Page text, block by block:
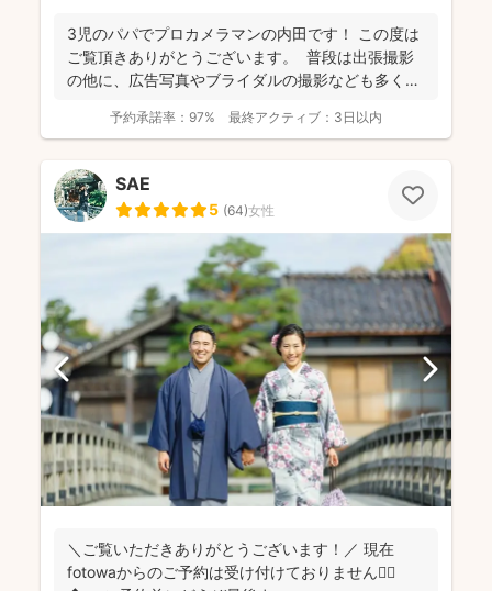
3児のパパでプロカメラマンの内田です！ この度は
ご覧頂きありがとうございます。 普段は出張撮影
の他に、広告写真やブライダルの撮影なども多くご
予約承諾率： 97% 最終アクティブ： 3日以内
SAE
5 (64)女性
＼ご覧いただきありがとうございます！／ 現在
fotowaからのご予約は受け付けておりません🙇‍♀️